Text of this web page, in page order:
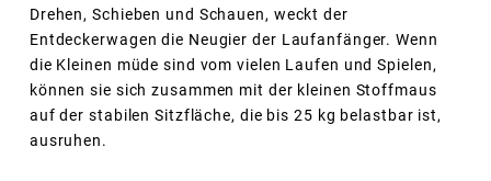
Drehen, Schieben und Schauen, weckt der
Entdeckerwagen die Neugier der Laufanfänger. Wenn
die Kleinen müde sind vom vielen Laufen und Spielen,
können sie sich zusammen mit der kleinen Stoffmaus
auf der stabilen Sitzfläche, die bis 25 kg belastbar ist,
ausruhen.